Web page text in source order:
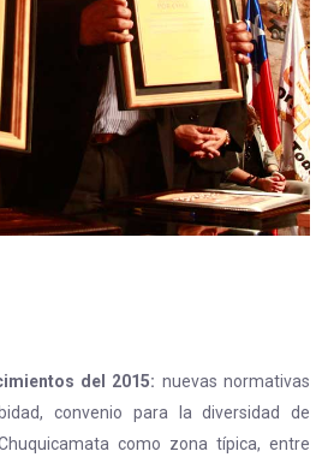
del 2015: nuevas normativas
convenio para la diversidad de
como zona típica, entre